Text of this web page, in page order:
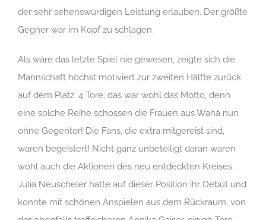
der sehr sehenswürdigen Leistung erlauben. Der größte
Gegner war im Kopf zu schlagen.
Als wäre das letzte Spiel nie gewesen, zeigte sich die
Mannschaft höchst motiviert zur zweiten Hälfte zurück
auf dem Platz. 4 Tore, das war wohl das Motto, denn
eine solche Reihe schossen die Frauen aus Wahä nun
ohne Gegentor! Die Fans, die extra mitgereist sind,
waren begeistert! Nicht ganz unbeteiligt daran waren
wohl auch die Aktionen des neu entdeckten Kreises.
Julia Neuscheler hatte auf dieser Position ihr Debüt und
konnte mit schönen Anspielen aus dem Rückraum, von